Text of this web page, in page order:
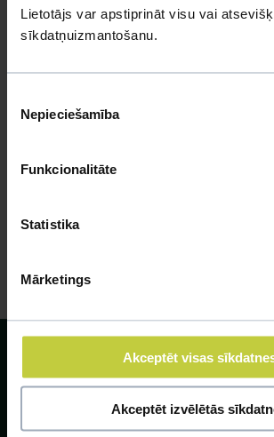
Lietotājs var apstiprināt visu vai
sīkdatņuizmantošanu.
izvēle
Nepieciešamība
Funkcionalitāte
Statistika
Mārketings
Akceptēt visas
Akceptēt izvēlētās
#kakis #apedis
Veterinārārsts
SIA ZOO Centrs, LV40003622166,